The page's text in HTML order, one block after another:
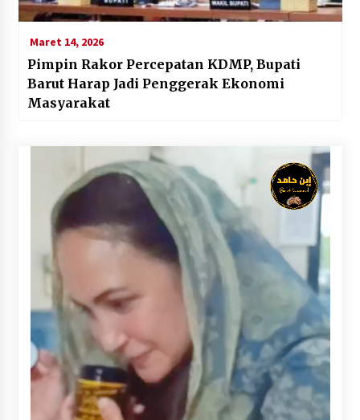
Maret 14, 2026
Pimpin Rakor Percepatan KDMP, Bupati
Barut Harap Jadi Penggerak Ekonomi
Masyarakat